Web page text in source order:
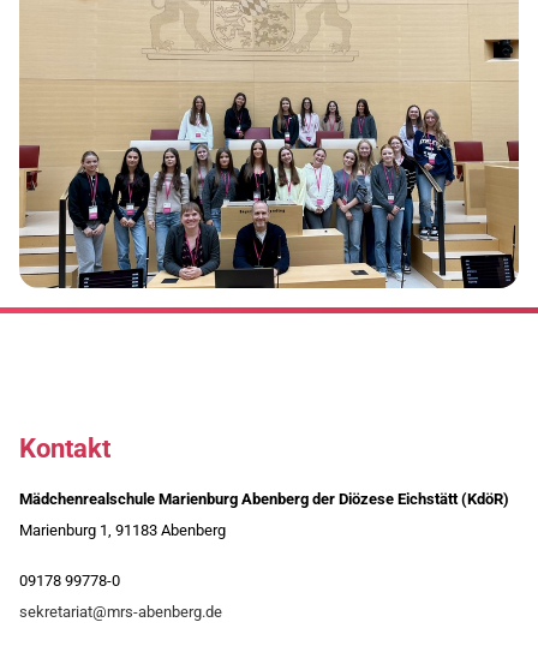
Kontakt
Mädchenrealschule Marienburg Abenberg der Diözese Eichstätt (KdöR)
Marienburg 1, 91183 Abenberg
09178 99778-0
sekretariat@mrs-abenberg.de